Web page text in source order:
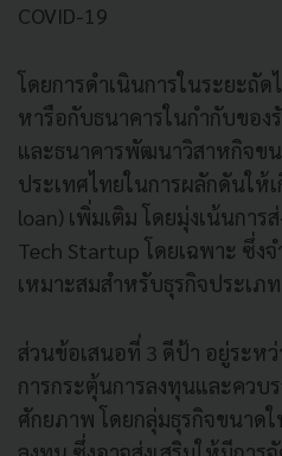
COVID-19
โดยการดำเนินการในระยะถั
หารือกับธนาคารในกำกับของ
และธนาคารพัฒนาวิสาหกิจข
ประเทศไทยในการผลักดันให้
loan) เพิ่มเติม โดยมุ่งเน้นการ
Tech Startup โดยเฉพาะ ซึ่ง
เหมาะสมสำหรับธุรกิจประเภ
ส่วนข้อเสนอที่ 3 ดีป้า อยู่ระหว่
การกระตุ้นการลงทุนและควบ
ศักยภาพ โดยกลุ่มธุรกิจขนาด